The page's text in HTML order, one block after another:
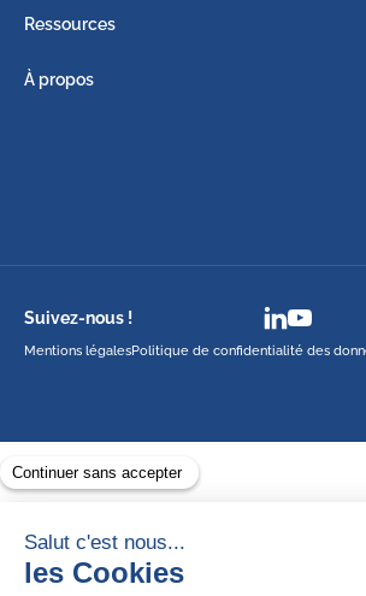
Ressources
À propos
Suivez-nous !
Mentions légalesPolitique de confidentialité des